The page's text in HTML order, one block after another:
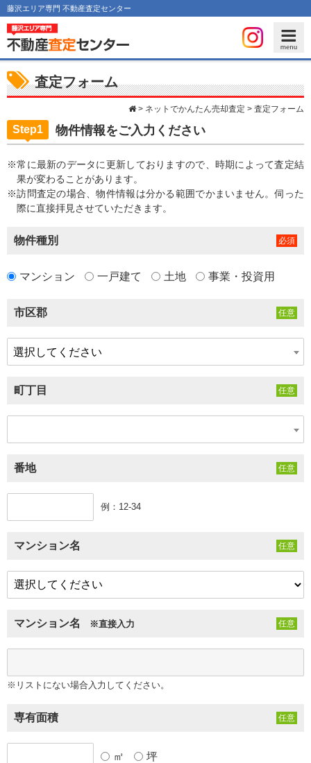
藤沢エリア専門 不動産査定センター
査定フォーム
> ネットでかんたん売却査定 > 査定フォーム
Step1 物件情報をご入力ください
※常に最新のデータに更新しておりますので、時期によって査定結
果が変わることがあります。
※訪問査定の場合、物件情報は分かる範囲でかまいません。伺った
際に直接拝見させていただきます。
物件種別
マンション 一戸建て 土地 事業・投資用
市区郡
選択してください
町丁目
番地
例：12-34
マンション名
マンション名 ※直接入力
※リストにない場合入力してください。
専有面積
㎡ 坪